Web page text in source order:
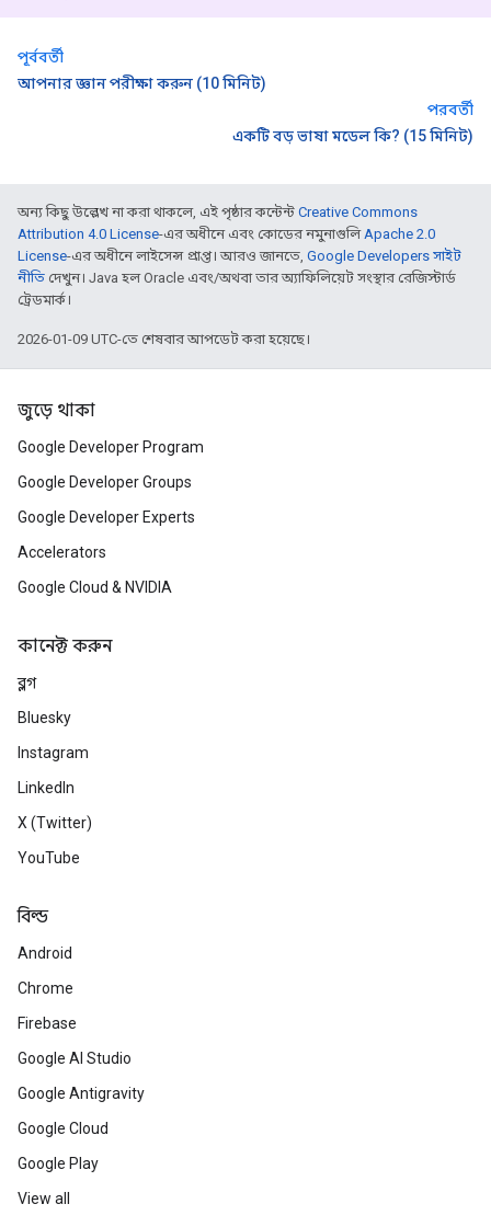
পূর্ববর্তী
আপনার জ্ঞান পরীক্ষা করুন (10 মিনিট)
পরবর্তী
একটি বড় ভাষা মডেল কি? (15 মিনিট)
অন্য কিছু উল্লেখ না করা থাকলে, এই পৃষ্ঠার কন্টেন্ট Creative Commons
Attribution 4.0 License-এর অধীনে এবং কোডের নমুনাগুলিApache 2.0
License-এর অধীনে লাইসেন্স প্রাপ্ত। আরও জানতে, Google Developers সাইট
নীতি দেখুন। Java হল Oracle এবং/অথবা তার অ্যাফিলিয়েট সংস্থার রেজিস্টার্ড
ট্রেডমার্ক।
2026-01-09 UTC-তে শেষবার আপডেট করা হয়েছে।
জুড়ে থাকা
Google Developer Program
Google Developer Groups
Google Developer Experts
Accelerators
Google Cloud & NVIDIA
কানেক্ট করুন
ব্লগ
Bluesky
Instagram
LinkedIn
X (Twitter)
YouTube
বিল্ড
Android
Chrome
Firebase
Google AI Studio
Google Antigravity
Google Cloud
Google Play
View all